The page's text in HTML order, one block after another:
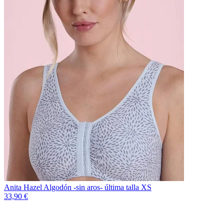
Anita Hazel Algodón -sin aros- última talla XS
33,90 €